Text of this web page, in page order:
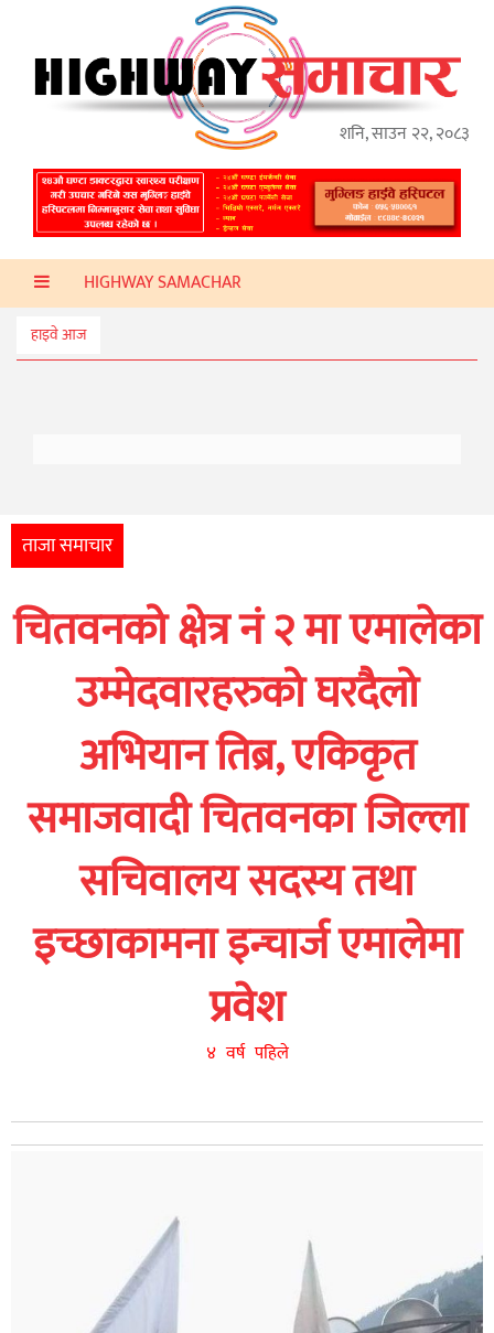
शनि, साउन २२, २०८३
गृहपृष्ठ
ताजा
समाचार
प्रदेश
प्रविधि
स्वास्थ्य
आर्थिक
नेपाली
युनिकोड
HIGHWAY SAMACHAR
हाइवे आज
ताजा समाचार
चितवनको क्षेत्र नं २ मा एमालेका
उम्मेदवारहरुको घरदैलो
अभियान तिब्र, एकिकृत
समाजवादी चितवनका जिल्ला
सचिवालय सदस्य तथा
इच्छाकामना इन्चार्ज एमालेमा
प्रवेश
४ वर्ष पहिले